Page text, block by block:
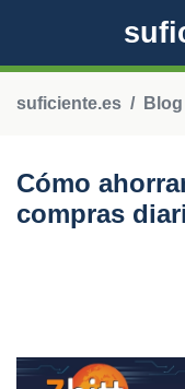
suficiente.es Blog
Cómo
compras